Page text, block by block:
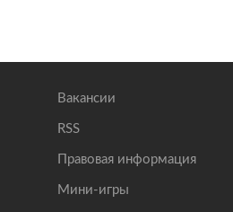
Вакансии
RSS
Правовая информация
Мини-игры